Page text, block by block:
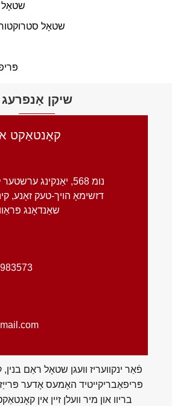
שטאָל
שטאָל
שיקן אָנפרעג
קאָנטאַקט
נומ 568, יאַנקינג
דזשימאָ הויך-טעק זאָנע,
שאַנדאָנג
פֿאַר ינקוועריז וועגן שטאָל ראַם
פּריפאַבריקייטיד האָמעס אָדער